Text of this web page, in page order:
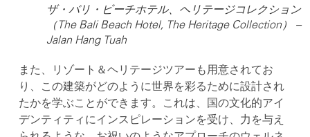
ザ・バリ・ビーチホテル、ヘリテージコレクション
（The Bali Beach Hotel, The Heritage Collection） –
Jalan Hang Tuah
また、リゾート＆ヘリテージツアーも用意されてお
り、この建築がどのように世界を彩るために設計され
たかを学ぶことができます。これは、国の文化的アイ
デンティティにインスピレーションを受け、力を与え